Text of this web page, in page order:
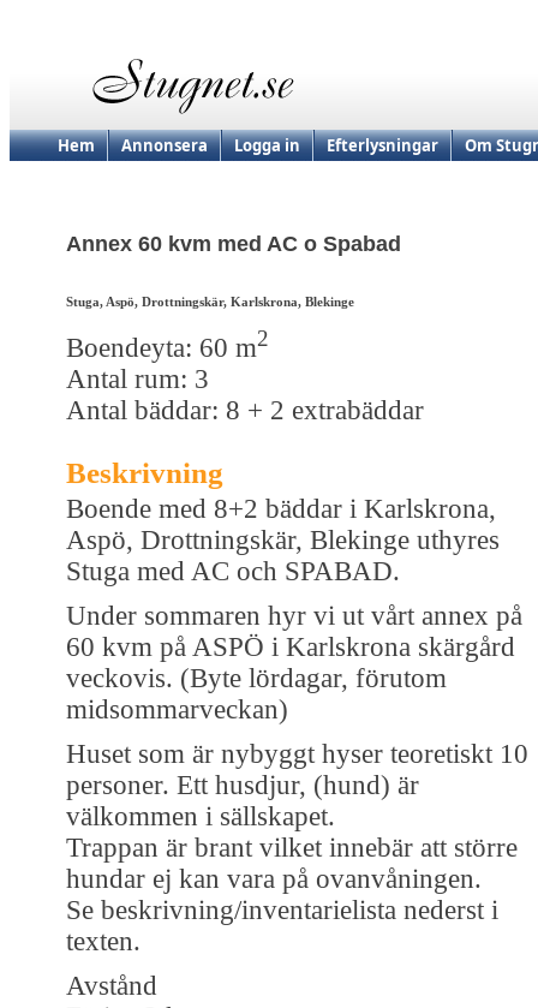
Hem Annonsera Logga in Efterlysningar Om
Annex 60 kvm med AC o Spabad
Stuga, Aspö, Drottningskär, Karlskrona, Blekinge
Boendeyta: 60 m2
Antal rum: 3
Antal bäddar: 8 + 2 extrabäddar
Beskrivning
Boende med 8+2 bäddar i Karlskrona,
Aspö, Drottningskär, Blekinge uthyres
Stuga med AC och SPABAD.
Under sommaren hyr vi ut vårt annex på
60 kvm på ASPÖ i Karlskrona skärgård
veckovis. (Byte lördagar, förutom
midsommarveckan)
Huset som är nybyggt hyser teoretiskt 10
personer. Ett husdjur, (hund) är
välkommen i sällskapet.
Trappan är brant vilket innebär att större
hundar ej kan vara på ovanvåningen.
Se beskrivning/inventarielista nederst i
texten.
Avstånd